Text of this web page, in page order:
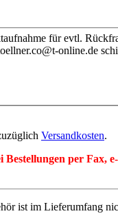
für evtl.
online.de
Versandkosten.
per Fax,
ist im Lieferumfang